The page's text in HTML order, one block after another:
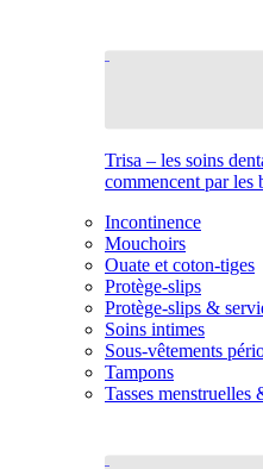
Trisa – les soins
commencent par les
Incontinence
Mouchoirs
Ouate et coton-tiges
Protège-slips
Protège-slips &
Soins intimes
Sous-vêtements
Tampons
Tasses menstruelles